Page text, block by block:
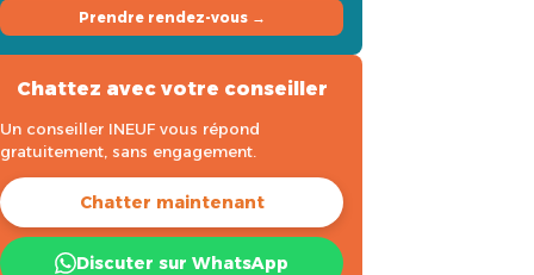
Prendre rendez-vous →
Chattez avec votre conseiller
Un conseiller INEUF vous répond
gratuitement, sans engagement.
Chatter maintenant
Discuter sur WhatsApp